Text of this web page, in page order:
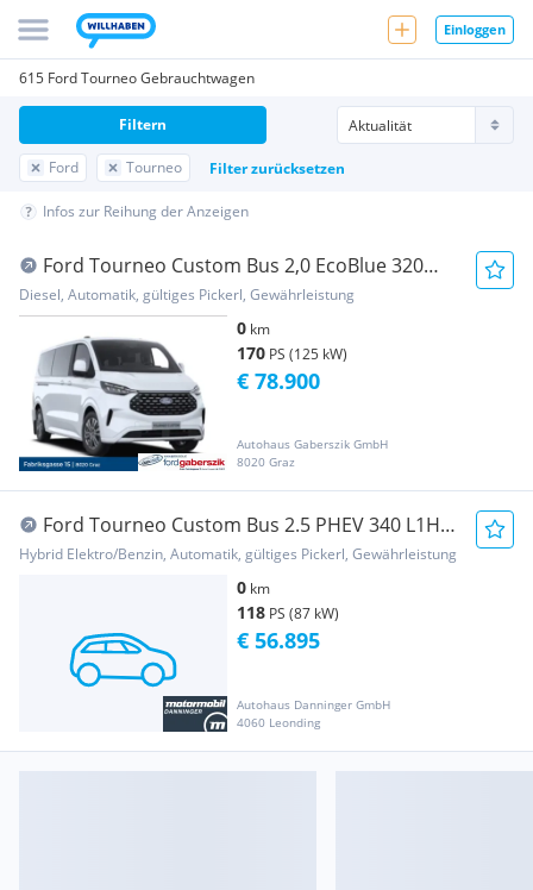
Einloggen
615 Ford Tourneo Gebrauchtwagen
Ford Tourneo Filter zurücksetzen
Filtern
Infos zur Reihung der Anzeigen
Ford Tourneo Custom Bus 2,0 EcoBlue 320
L2H1 AWD Tit...
Diesel, Automatik, gültiges Pickerl, Gewährleistung
0 km
170 PS (125 kW)
Autohaus Gaberszik GmbH
8020 Graz
€ 78.900
Ford Tourneo Custom Bus 2.5 PHEV 340 L1H1
FWD Active...
Hybrid Elektro/Benzin, Automatik, gültiges Pickerl, Gewährleistung
0 km
118 PS (87 kW)
Autohaus Danninger GmbH
4060 Leonding
€ 56.895